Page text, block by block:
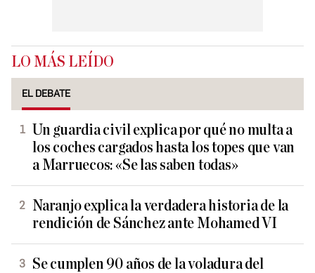
LO MÁS LEÍDO
EL DEBATE
Un guardia civil explica por qué no multa a
los coches cargados hasta los topes que van
a Marruecos: «Se las saben todas»
Naranjo explica la verdadera historia de la
rendición de Sánchez ante Mohamed VI
Se cumplen 90 años de la voladura del